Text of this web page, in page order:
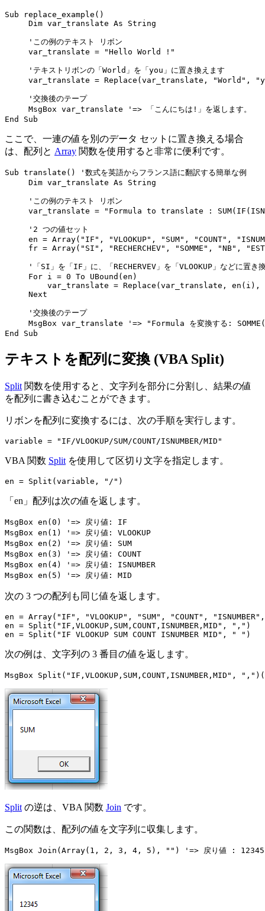
Sub replace_example()
     Dim var_translate As String
     'この例のテキスト リボン
     var_translate = "Hello World !"
     'テキストリボンの「World」を「you」に置き換えます
var_translate = Replace(var_translate, "World",
     '交換後のテープ
     MsgBox var_translate '=> 「こんにちは!」を返します。
ここで、一連の値を別のデータ セットに置き換える場合
は、配列と Array 関数を使用すると非常に便利です。
Sub translate() '数式を英語からフランス語に翻訳する簡単な例
     Dim var_translate As String
     'この例のテキスト リボン
var_translate = "Formula to translate :
     '2 つの値セット
en = Array("IF", "VLOOKUP", "SUM", "COUNT",
fr = Array("SI", "RECHERCHEV", "SOMME", "NB",
'「SI」を「IF」に、「RECHERVEV」を「VLOOKUP」などに置き
     For i = 0 To UBound(en)
var_translate = Replace(var_translate, en(i),
     Next
     '交換後のテープ
MsgBox var_translate '=> "Formula を変換する:
テキストを配列に変換 (VBA Split)
Split 関数を使用すると、文字列を部分に分割し、結果の値
を配列に書き込むことができます。
リボンを配列に変換するには、次の手順を実行します。
VBA 関数 Split を使用して区切り文字を指定します。
「en」配列は次の値を返します。
MsgBox en(0) '=> 戻り値: IF
MsgBox en(1) '=> 戻り値: VLOOKUP
MsgBox en(2) '=> 戻り値: SUM
MsgBox en(3) '=> 戻り値: COUNT
MsgBox en(4) '=> 戻り値: ISNUMBER
次の 3 つの配列も同じ値を返します。
en = Array("IF", "VLOOKUP", "SUM", "COUNT",
en = Split("IF,VLOOKUP,SUM,COUNT,ISNUMBER,MID", ",")
次の例は、文字列の 3 番目の値を返します。
Split の逆は、VBA 関数 Join です。
この関数は、配列の値を文字列に収集します。